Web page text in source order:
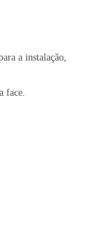
a instalação,
face.